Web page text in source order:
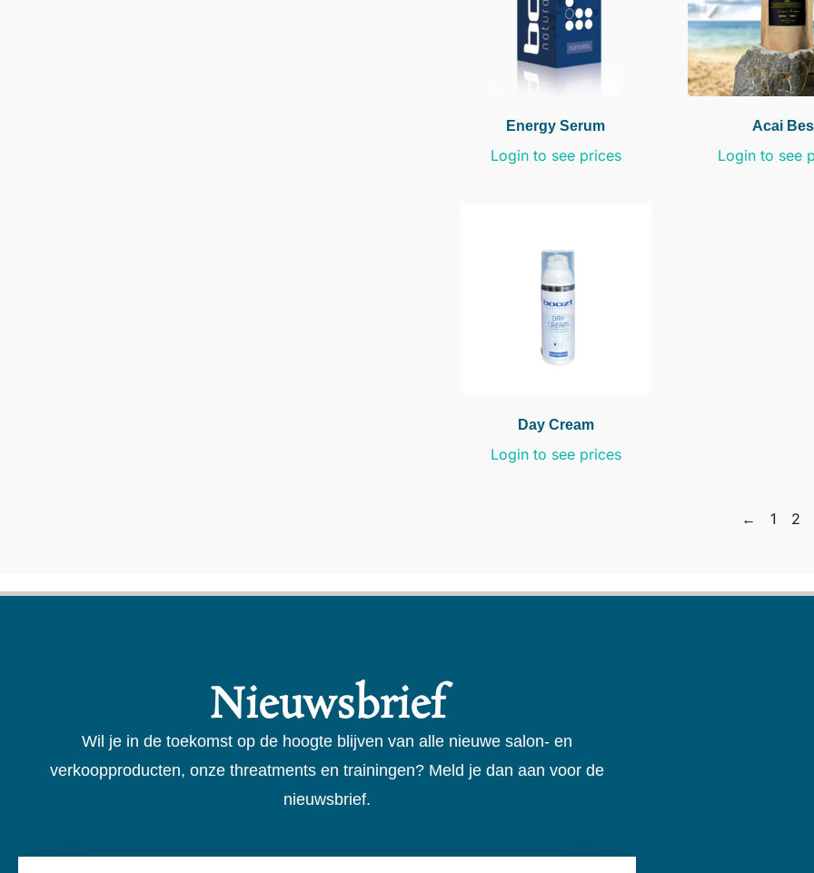
Energy Serum
Login to see prices
Acai Bes
Login to see
Day Cream
Login to see prices
← 1 2
Nieuwsbrief
Wil je in de toekomst op de hoogte blijven van alle nieuwe salon- en
verkoopproducten, onze threatments en trainingen? Meld je dan aan voor de
nieuwsbrief.